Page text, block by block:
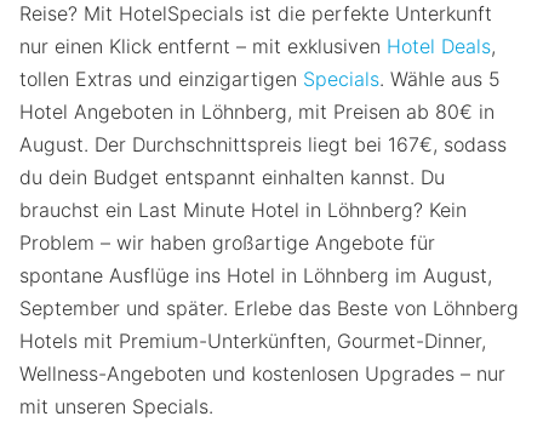
Reise? Mit HotelSpecials ist die perfekte Unterkunft
nur einen Klick entfernt – mit exklusiven Hotel Deals,
tollen Extras und einzigartigen Specials. Wähle aus 5
Hotel Angeboten in Löhnberg, mit Preisen ab 80€ in
August. Der Durchschnittspreis liegt bei 167€, sodass
du dein Budget entspannt einhalten kannst. Du
brauchst ein Last Minute Hotel in Löhnberg? Kein
Problem – wir haben großartige Angebote für
spontane Ausflüge ins Hotel in Löhnberg im August,
September und später. Erlebe das Beste von Löhnberg
Hotels mit Premium-Unterkünften, Gourmet-Dinner,
Wellness-Angeboten und kostenlosen Upgrades – nur
mit unseren Specials.